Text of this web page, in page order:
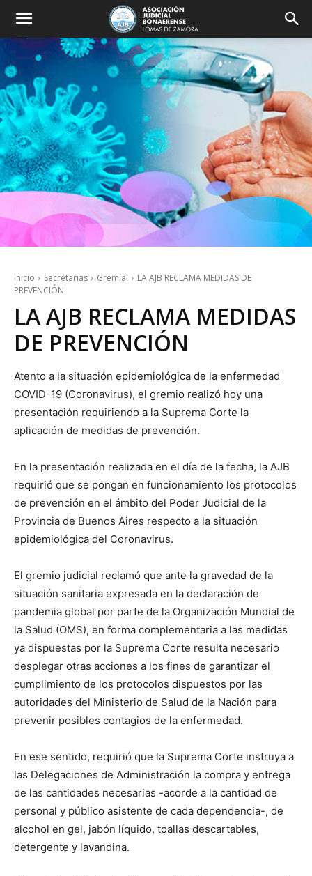
Inicio Secretarias Gremial
LA AJB RECLAMA MEDIDAS DE
PREVENCIÓN
LA AJB RECLAMA MEDIDAS
DE PREVENCIÓN
Atento a la situación epidemiológica de la enfermedad
COVID-19 (Coronavirus), el gremio realizó hoy una
presentación requiriendo a la Suprema Corte la
aplicación de medidas de prevención.
En la presentación realizada en el día de la fecha, la AJB
requirió que se pongan en funcionamiento los protocolos
de prevención en el ámbito del Poder Judicial de la
Provincia de Buenos Aires respecto a la situación
epidemiológica del Coronavirus.
El gremio judicial reclamó que ante la gravedad de la
situación sanitaria expresada en la declaración de
pandemia global por parte de la Organización Mundial de
la Salud (OMS), en forma complementaria a las medidas
ya dispuestas por la Suprema Corte resulta necesario
desplegar otras acciones a los fines de garantizar el
cumplimiento de los protocolos dispuestos por las
autoridades del Ministerio de Salud de la Nación para
prevenir posibles contagios de la enfermedad.
En ese sentido, requirió que la Suprema Corte instruya a
las Delegaciones de Administración la compra y entrega
de las cantidades necesarias -acorde a la cantidad de
personal y público asistente de cada dependencia-, de
alcohol en gel, jabón líquido, toallas descartables,
detergente y lavandina.